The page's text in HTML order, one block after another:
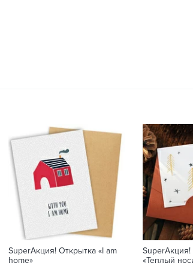
SuperАкция! Открытка «I am
home»
«Теплый